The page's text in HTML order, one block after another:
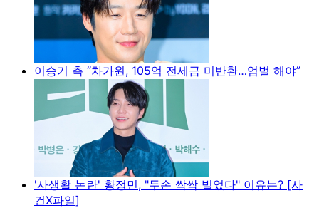
이승기 측 “차가원, 105억 전세금 미반환…엄벌 해야”
'사생활 논란' 황정민, "두손 싹싹 빌었다" 이유는? [사
건X파일]